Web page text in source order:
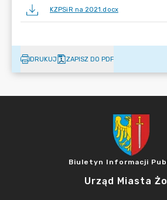
KZPSiR na 2021.docx
DRUKUJ ZAPISZ DO PDF
Biuletyn Informacji
Urząd Miasta